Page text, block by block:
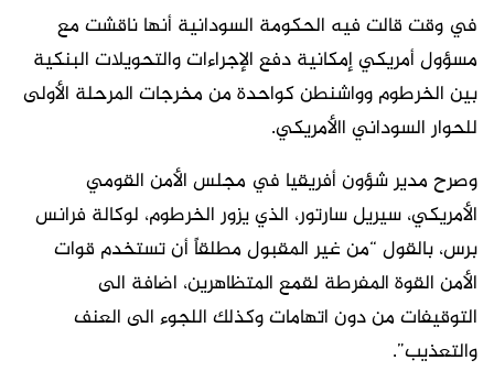
في وقت قالت فيه الحكومة السودانية أنها ناقشت مع
مسؤول أمريكي إمكانية دفع الإجراءات والتحويلات البنكية
بين الخرطوم وواشنطن كواحدة من مخرجات المرحلة الأولى
للحوار السوداني االأمريكي.
وصرح مدير شؤون أفريقيا في مجلس الأمن القومي
الأمريكي، سيريل سارتور، الذي يزور الخرطوم، لوكالة فرانس
برس، بالقول “من غير المقبول مطلقاً أن تستخدم قوات
الأمن القوة المفرطة لقمع المتظاهرين، اضافة الى
التوقيفات من دون اتهامات وكذلك اللجوء الى العنف
والتعذيب”.